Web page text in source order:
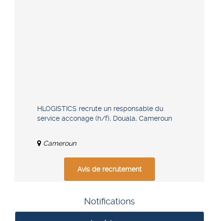
HLOGISTICS recrute un responsable du
service acconage (h/f), Douala, Cameroun
Cameroun
Avis de recrutement
Notifications